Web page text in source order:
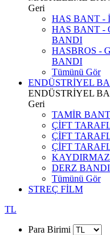
Geri
HAS BANT -
HAS BANT -
BANDI
HASBROS -
BANDI
Tümünü Gör
ENDÜSTRİYEL
ENDÜSTRİYEL
Geri
TAMİR
ÇİFT
ÇİFT
ÇİFT
DERZ BANDI
Tümünü Gör
STREÇ FİLM
TL
Para Birimi